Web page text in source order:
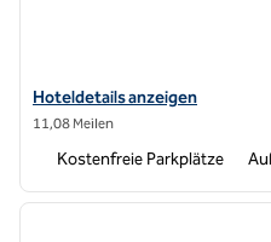
Hoteldetails für Hilton Garden
Hoteldetails anzeigen
11,08 Meilen
Kostenfreie Parkplätze
1 von 12